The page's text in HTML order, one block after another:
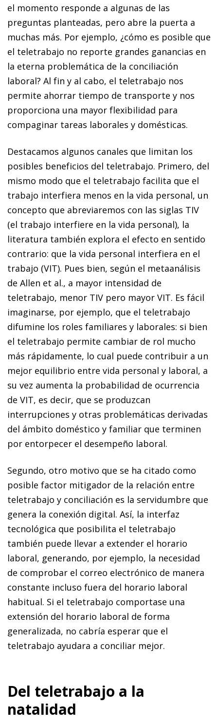
el momento responde a algunas de las
preguntas planteadas, pero abre la puerta a
muchas más. Por ejemplo, ¿cómo es posible que
el teletrabajo no reporte grandes ganancias en
la eterna problemática de la conciliación
laboral? Al fin y al cabo, el teletrabajo nos
permite ahorrar tiempo de transporte y nos
proporciona una mayor flexibilidad para
compaginar tareas laborales y domésticas.
Destacamos algunos canales que limitan los
posibles beneficios del teletrabajo. Primero, del
mismo modo que el teletrabajo facilita que el
trabajo interfiera menos en la vida personal, un
concepto que abreviaremos con las siglas TIV
(el trabajo interfiere en la vida personal), la
literatura también explora el efecto en sentido
contrario: que la vida personal interfiera en el
trabajo (VIT). Pues bien, según el metaanálisis
de Allen et al., a mayor intensidad de
teletrabajo, menor TIV pero mayor VIT. Es fácil
imaginarse, por ejemplo, que el teletrabajo
difumine los roles familiares y laborales: si bien
el teletrabajo permite cambiar de rol mucho
más rápidamente, lo cual puede contribuir a un
mejor equilibrio entre vida personal y laboral, a
su vez aumenta la probabilidad de ocurrencia
de VIT, es decir, que se produzcan
interrupciones y otras problemáticas derivadas
del ámbito doméstico y familiar que terminen
por entorpecer el desempeño laboral.
Segundo, otro motivo que se ha citado como
posible factor mitigador de la relación entre
teletrabajo y conciliación es la servidumbre que
genera la conexión digital. Así, la interfaz
tecnológica que posibilita el teletrabajo
también puede llevar a extender el horario
laboral, generando, por ejemplo, la necesidad
de comprobar el correo electrónico de manera
constante incluso fuera del horario laboral
habitual. Si el teletrabajo comportase una
extensión del horario laboral de forma
generalizada, no cabría esperar que el
teletrabajo ayudara a conciliar mejor.
Del teletrabajo a la
natalidad